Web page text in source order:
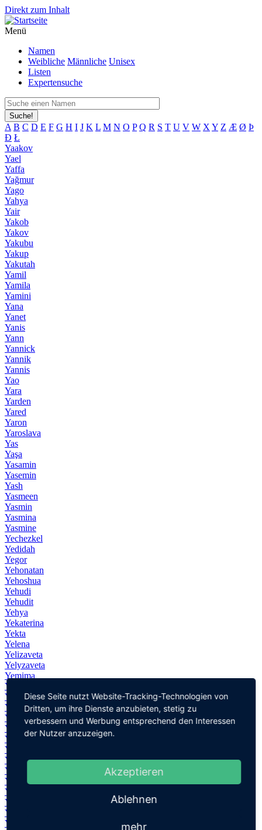
Direkt zum Inhalt
Menü
Namen
Weibliche Männliche Unisex
Listen
Expertensuche
Suche!
A B C D E F G H I J K L M N O P Q R S T U V W X Y Z Æ Ø Þ
Đ Ł
Yaakov
Yael
Yaffa
Yağmur
Yago
Yahya
Yair
Yakob
Yakov
Yakubu
Yakup
Yakutah
Yamil
Yamila
Yamini
Yana
Yanet
Yanis
Yann
Yannick
Yannik
Yannis
Yao
Yara
Yarden
Yared
Yaron
Yaroslava
Yas
Yaşa
Yasamin
Yasemin
Yash
Yasmeen
Yasmin
Yasmina
Yasmine
Yechezkel
Yedidah
Yegor
Yehonatan
Yehoshua
Yehudi
Yehudit
Yehya
Yekaterina
Yekta
Yelena
Yelizaveta
Yelyzaveta
Yemima
Yente
Yentl
Yesha
Yésica
Yeşim
Yeva
Yevgeni
Yevgenia
Yevgeniy
Yevgeny
Yevheniy
Ygritte
Yiannis
Yıldız
Diese Seite nutzt Website-Tracking-Technologien von
Dritten, um ihre Dienste anzubieten, stetig zu
verbessern und Werbung entsprechend den Interessen
der Nutzer anzuzeigen.
Akzeptieren
Ablehnen
mehr